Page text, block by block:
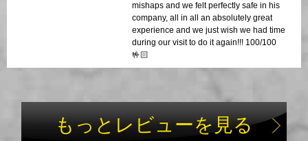
mishaps and we felt perfectly safe in his
company, all in all an absolutely great
experience and we just wish we had time
during our visit to do it again!!! 100/100
🤟🏻
もっとレビューを見る